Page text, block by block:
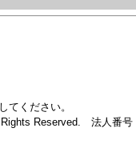
ください。
Reserved. 法人番号